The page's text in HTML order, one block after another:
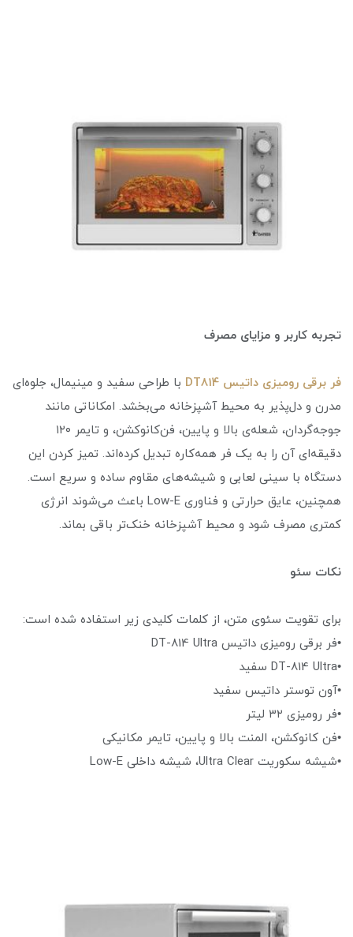
تجربه کاربر و مزایای مصرف
فر برقی رومیزی داتیس DT814
با طراحی سفید و مینیمال، جلوه‌ای
مدرن و دل‌پذیر به محیط آشپزخانه می‌بخشد. امکاناتی مانند
جوجه‌گردان، شعله‌ی بالا و پایین، فن‌کانوکشن، و تایمر ۱۲۰
دقیقه‌ای آن را به یک فر همه‌کاره تبدیل کرده‌اند. تمیز کردن این
دستگاه با سینی لعابی و شیشه‌های مقاوم ساده و سریع است.
همچنین، عایق حرارتی و فناوری Low-E باعث می‌شوند انرژی
کمتری مصرف شود و محیط آشپزخانه خنک‌تر باقی بماند.
نکات سئو
برای تقویت سئوی متن، از کلمات کلیدی زیر استفاده شده است:
•فر برقی رومیزی داتیس DT-814 Ultra
•DT-814 Ultra سفید
•آون توستر داتیس سفید
•فر رومیزی ۳۲ لیتر
•فن کانوکشن، المنت بالا و پایین، تایمر مکانیکی
•شیشه سکوریت Ultra Clear، شیشه داخلی Low-E